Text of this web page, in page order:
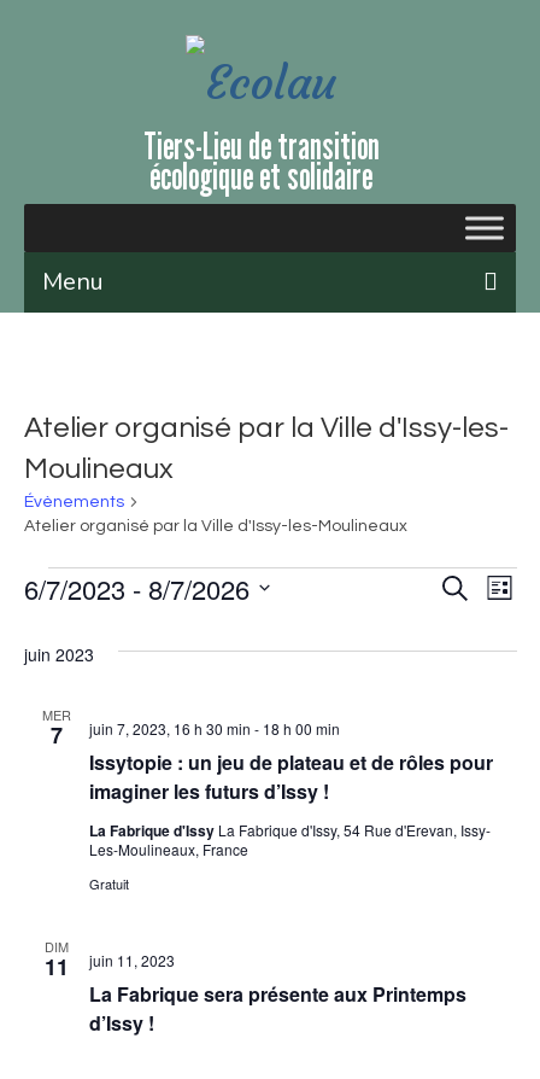
Tiers-Lieu de transition
écologique et solidaire
Menu
Évènements et ateliers
Nous soutenir
Infos Pratiques
Atelier organisé par la Ville d'Issy-les-
Moulineaux
Évènements
Atelier organisé par la Ville d'Issy-les-Moulineaux
Évènements
et
vues
Recherche
de
Liste
6/7/2023 - 8/7/2026
date.
juin 2023
MER
7
Issytopie : un jeu de plateau et de rôles pour
imaginer les futurs d’Issy !
juin 7, 2023, 16 h 30 min - 18 h 00 min
La Fabrique d'Issy La Fabrique d'Issy, 54 Rue d'Erevan, Issy-
Les-Moulineaux, France
Gratuit
DIM
11
La Fabrique sera présente aux Printemps
d’Issy !
juin 11, 2023